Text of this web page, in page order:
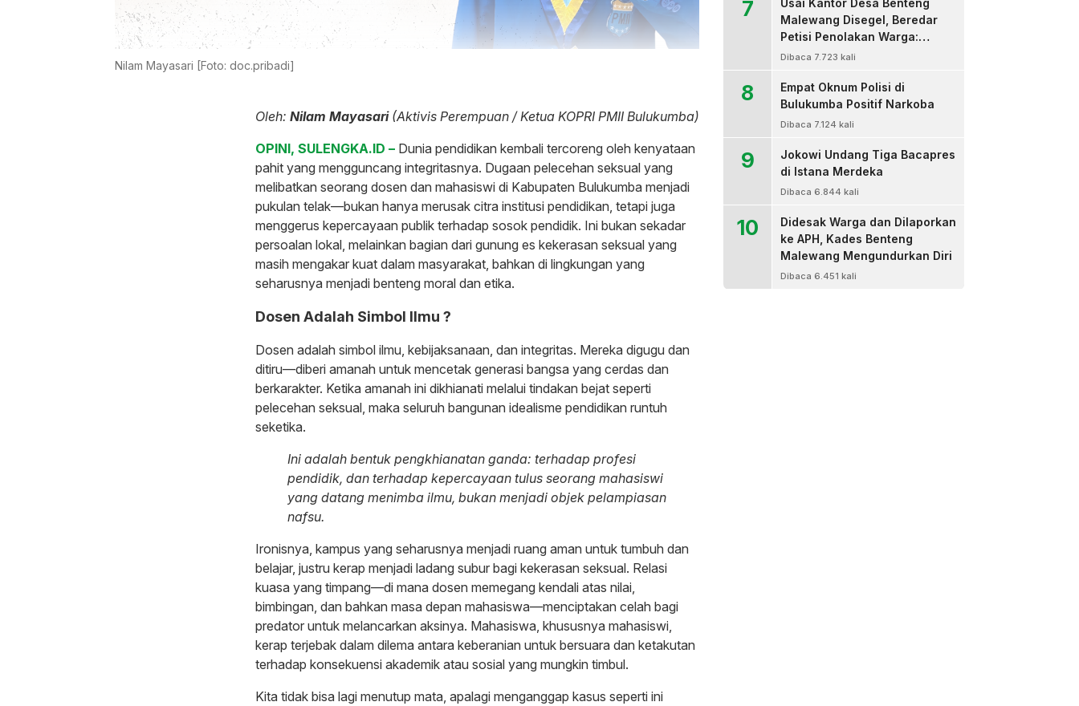
Nilam Mayasari [Foto: doc.pribadi]
Oleh: Nilam Mayasari(Aktivis Perempuan / Ketua KOPRI PMII Bulukumba)
OPINI, SULENGKA.ID – Dunia pendidikan kembali tercoreng oleh kenyataan
pahit yang mengguncang integritasnya. Dugaan pelecehan seksual yang
melibatkan seorang dosen dan mahasiswi di Kabupaten Bulukumba menjadi
pukulan telak—bukan hanya merusak citra institusi pendidikan, tetapi juga
menggerus kepercayaan publik terhadap sosok pendidik. Ini bukan sekadar
persoalan lokal, melainkan bagian dari gunung es kekerasan seksual yang
masih mengakar kuat dalam masyarakat, bahkan di lingkungan yang
seharusnya menjadi benteng moral dan etika.
Dosen Adalah Simbol Ilmu ?
Dosen adalah simbol ilmu, kebijaksanaan, dan integritas. Mereka digugu dan
ditiru—diberi amanah untuk mencetak generasi bangsa yang cerdas dan
berkarakter. Ketika amanah ini dikhianati melalui tindakan bejat seperti
pelecehan seksual, maka seluruh bangunan idealisme pendidikan runtuh
seketika.
Ini adalah bentuk pengkhianatan ganda: terhadap profesi
pendidik, dan terhadap kepercayaan tulus seorang mahasiswi
yang datang menimba ilmu, bukan menjadi objek pelampiasan
nafsu.
Ironisnya, kampus yang seharusnya menjadi ruang aman untuk tumbuh dan
belajar, justru kerap menjadi ladang subur bagi kekerasan seksual. Relasi
kuasa yang timpang—di mana dosen memegang kendali atas nilai,
bimbingan, dan bahkan masa depan mahasiswa—menciptakan celah bagi
predator untuk melancarkan aksinya. Mahasiswa, khususnya mahasiswi,
kerap terjebak dalam dilema antara keberanian untuk bersuara dan ketakutan
terhadap konsekuensi akademik atau sosial yang mungkin timbul.
Kita tidak bisa lagi menutup mata, apalagi menganggap kasus seperti ini
7
Usai Kantor Desa Benteng
Malewang Disegel, Beredar
Petisi Penolakan Warga:
Sekretaris Hingga BPD Turut
Dibaca 7.723 kali
8
Empat Oknum Polisi di
Bulukumba Positif Narkoba
Dibaca 7.124 kali
9
Jokowi Undang Tiga Bacapres
di Istana Merdeka
Dibaca 6.844 kali
10
Didesak Warga dan Dilaporkan
ke APH, Kades Benteng
Malewang Mengundurkan Diri
Dibaca 6.451 kali